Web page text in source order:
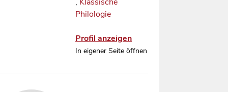
Philologie
Profil anzeigen
In eigener Seite öffnen